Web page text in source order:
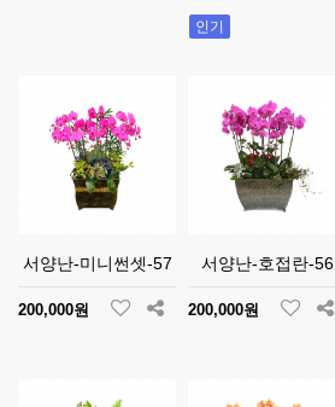
인기
서양난-미니썬셋-57
200,000원
서양난-호접란-56
200,000원